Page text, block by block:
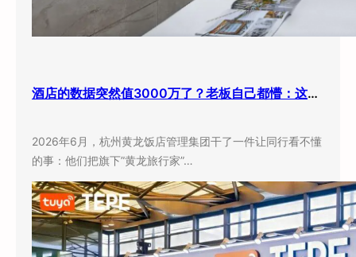
酒店的数据突然值3000万了？老板自己都懵：这玩意儿还能卖钱？
2026年6月，杭州黄龙饭店管理集团干了一件让同行看不懂
的事：他们把旗下”黄龙旅行家”…